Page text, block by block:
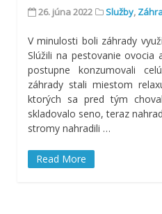
26. júna 2022 Služby,
V minulosti boli záhrady
Slúžili na pestovanie
postupne konzumovali
záhrady stali miestom
ktorých sa pred tým
skladovalo seno, teraz
stromy nahradili …
Read More